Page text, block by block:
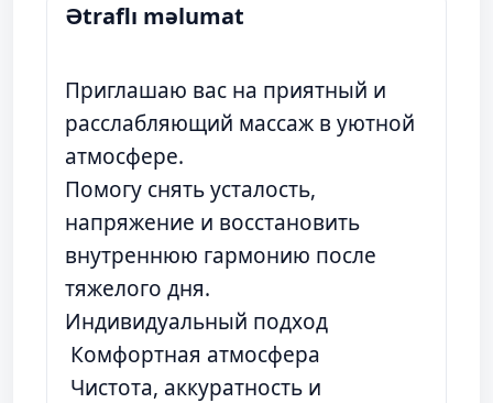
Ətraflı məlumat
Приглашаю вас на приятный и
расслабляющий массаж в уютной
атмосфере.
Помогу снять усталость,
напряжение и восстановить
внутреннюю гармонию после
тяжелого дня.
Индивидуальный подход
Комфортная атмосфера
Чистота, аккуратность и